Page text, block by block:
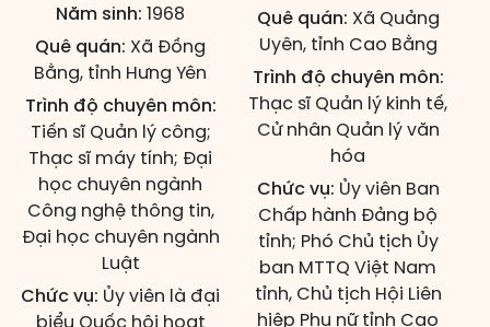
Năm sinh: 1968
Quê quán: Xã Đồng
Bằng, tỉnh Hưng Yên
Trình độ chuyên môn:
Tiến sĩ Quản lý công;
Thạc sĩ máy tính; Đại
học chuyên ngành
Công nghệ thông tin,
Đại học chuyên ngành
Luật
Chức vụ: Ủy viên là đại
Quê quán: Xã Quảng
Uyên, tỉnh Cao Bằng
Trình độ chuyên môn:
Thạc sĩ Quản lý kinh tế,
Cử nhân Quản lý văn
hóa
Chức vụ: Ủy viên Ban
Chấp hành Đảng bộ
tỉnh; Phó Chủ tịch Ủy
ban MTTQ Việt Nam
tỉnh, Chủ tịch Hội Liên
hiệp Phụ nữ tỉnh Cao